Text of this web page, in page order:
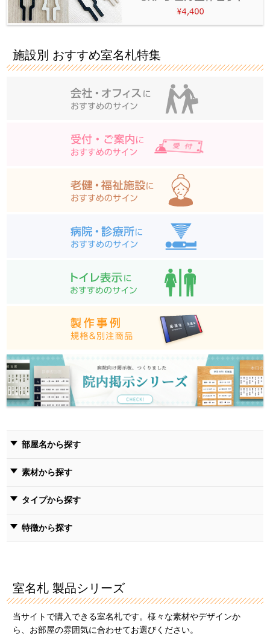
施設別 おすすめ室名札特集
部屋名から探す
素材から探す
タイプから探す
特徴から探す
室名札 製品シリーズ
当サイトで購入できる室名札です。様々な素材やデザインか
ら、お部屋の雰囲気に合わせてお選びください。